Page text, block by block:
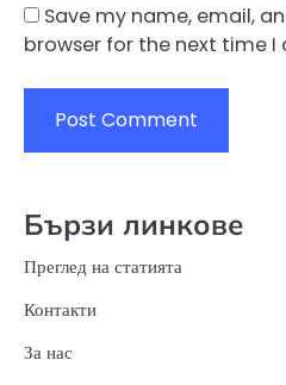
Save my name, email,
browser for the next time
Бързи линкове
Преглед на статията
Контакти
За нас